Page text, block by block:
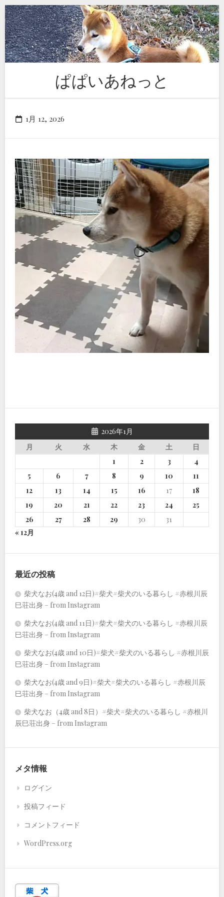
Skip
to
content
ぱぱいあねっと
1月 12, 2026
2026年1月
月
火 水 木 金 土
日
1
2 3
4
5
6 7 8 9 10
11
12
13 14 15 16 17
18
19
20 21 22 23 24
25
26
27 28 29 30
31
« 12月
最近の投稿
柴犬なお(4歳 and 12日)#柴犬#柴犬のいる暮らし #赤根川辰
巳荘出身 – from Instagram
柴犬なお(4歳 and 11日)#柴犬#柴犬のいる暮らし #赤根川辰
巳荘出身 – from Instagram
柴犬なお(4歳 and 10日)#柴犬#柴犬のいる暮らし #赤根川辰
巳荘出身 – from Instagram
柴犬なお(4歳 and 9日)#柴犬#柴犬のいる暮らし #赤根川辰
巳荘出身 – from Instagram
柴犬なお（4歳 and 8日）#柴犬#柴犬のいる暮らし #赤根川
辰巳荘出身 – from Instagram
メタ情報
ログイン
投稿フィード
コメントフィード
WordPress.org